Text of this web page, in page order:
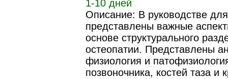
1-10 дней
Описание: В руководстве
представлены важные
основе структурального
остеопатии. Представлены
физиология и
позвоночника, костей таза и